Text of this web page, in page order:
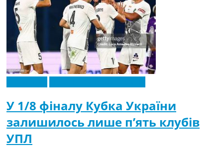
У 1/8 фіналу Кубка України
залишилось лише п’ять клубів
УПЛ